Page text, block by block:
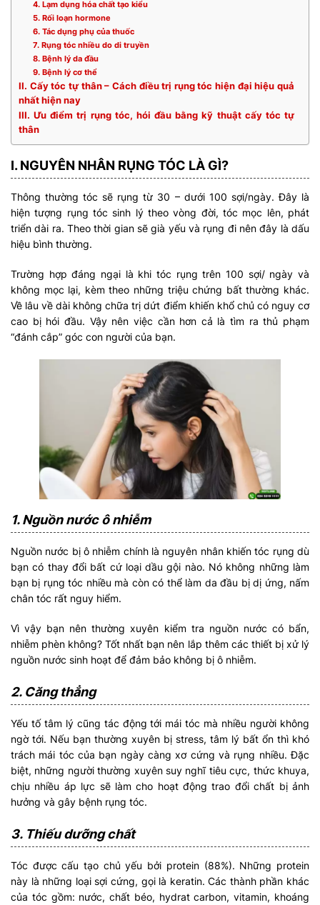
4. Lạm dụng hóa chất tạo kiểu
5. Rối loạn hormone
6. Tác dụng phụ của thuốc
7. Rụng tóc nhiều do di truyền
8. Bệnh lý da đầu
9. Bệnh lý cơ thể
II. Cấy tóc tự thân – Cách điều trị rụng tóc hiện đại hiệu quả
nhất hiện nay
III. Ưu điểm trị rụng tóc, hói đầu bằng kỹ thuật cấy tóc tự
thân
I. NGUYÊN NHÂN RỤNG TÓC LÀ GÌ?
Thông thường tóc sẽ rụng từ 30 – dưới 100 sợi/ngày. Đây là
hiện tượng rụng tóc sinh lý theo vòng đời, tóc mọc lên, phát
triển dài ra. Theo thời gian sẽ già yếu và rụng đi nên đây là dấu
hiệu bình thường.
Trường hợp đáng ngại là khi tóc rụng trên 100 sợi/ ngày và
không mọc lại, kèm theo những triệu chứng bất thường khác.
Về lâu về dài không chữa trị dứt điểm khiến khổ chủ có nguy cơ
cao bị hói đầu. Vậy nên việc cần hơn cả là tìm ra thủ phạm
“đánh cắp” góc con người của bạn.
1. Nguồn nước ô nhiễm
Nguồn nước bị ô nhiễm chính là nguyên nhân khiến tóc rụng dù
bạn có thay đổi bất cứ loại dầu gội nào. Nó không những làm
bạn bị rụng tóc nhiều mà còn có thể làm da đầu bị dị ứng, nấm
chân tóc rất nguy hiểm.
Vì vậy bạn nên thường xuyên kiểm tra nguồn nước có bẩn,
nhiễm phèn không? Tốt nhất bạn nên lắp thêm các thiết bị xử lý
nguồn nước sinh hoạt để đảm bảo không bị ô nhiễm.
2. Căng thẳng
Yếu tố tâm lý cũng tác động tới mái tóc mà nhiều người không
ngờ tới. Nếu bạn thường xuyên bị stress, tâm lý bất ổn thì khó
trách mái tóc của bạn ngày càng xơ cứng và rụng nhiều. Đặc
biệt, những người thường xuyên suy nghĩ tiêu cực, thức khuya,
chịu nhiều áp lực sẽ làm cho hoạt động trao đổi chất bị ảnh
hưởng và gây bệnh rụng tóc.
3. Thiếu dưỡng chất
Tóc được cấu tạo chủ yếu bởi protein (88%). Những protein
này là những loại sợi cứng, gọi là keratin. Các thành phần khác
của tóc gồm: nước, chất béo, hydrat carbon, vitamin, khoáng